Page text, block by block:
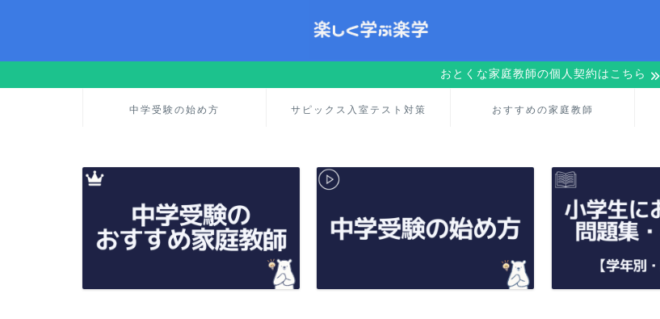
おとくな家庭教師の個人契約はこちら
中学受験の始め方 サピックス入室テスト対策 おすすめの家庭教師